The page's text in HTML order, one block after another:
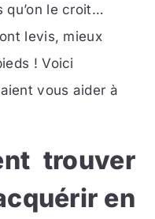
qu’on le croit…
levis, mieux
! Voici
vous aider à
trouver
en